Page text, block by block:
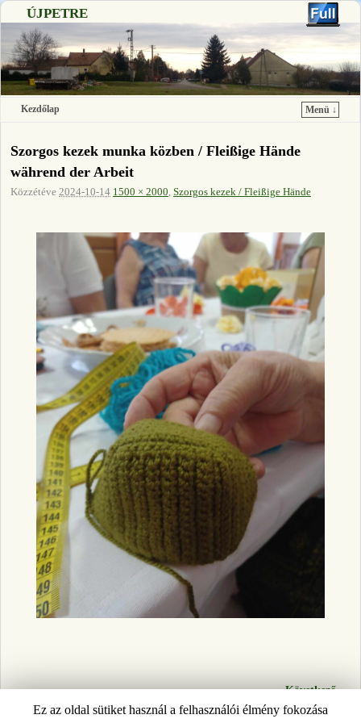
ÚJPETRE
Kezdőlap
Menü ↓
Szorgos kezek munka közben / Fleißige Hände
während der Arbeit
Közzétéve 2024-10-14 1500 × 2000, Szorgos kezek / Fleißige Hände
Kép navigáció Következő →
Ez az oldal sütiket használ a felhasználói élmény fokozása